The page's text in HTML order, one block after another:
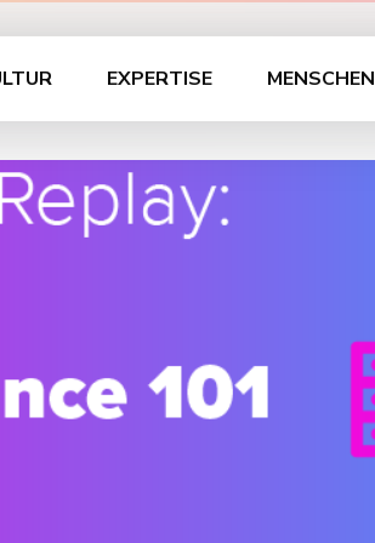
EXPERTISE MENSCHEN